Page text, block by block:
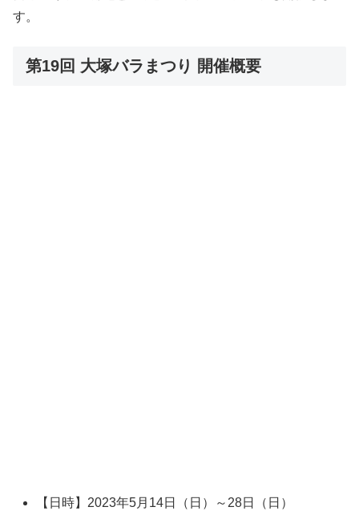
す。
第19回 大塚バラまつり 開催概要
【日時】2023年5月14日（日）～28日（日）